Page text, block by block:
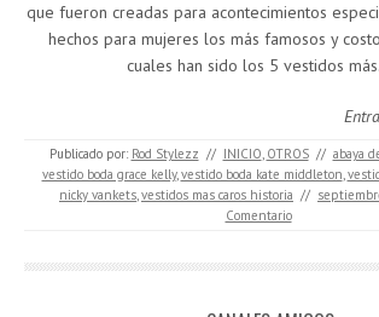
que fueron creadas para acontecimientos
hechos para mujeres los más famosos y
cuales han sido los 5 vestidos
Publicado por: Rod Stylezz // INICIO, OTROS // abaya
vestido boda grace kelly,vestido boda kate middleton,
nicky vankets,vestidos mas caros historia //
Comentario